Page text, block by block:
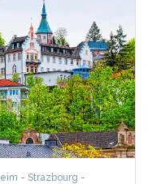
- Strazbourg -